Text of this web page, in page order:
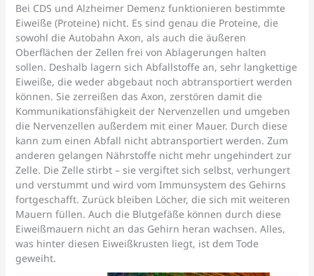
Bei CDS und Alzheimer Demenz funktionieren bestimmte
Eiweiße (Proteine) nicht. Es sind genau die Proteine, die
sowohl die Autobahn Axon, als auch die äußeren
Oberflächen der Zellen frei von Ablagerungen halten
sollen. Deshalb lagern sich Abfallstoffe an, sehr langkettige
Eiweiße, die weder abgebaut noch abtransportiert werden
können. Sie zerreißen das Axon, zerstören damit die
Kommunikationsfähigkeit der Nervenzellen und umgeben
die Nervenzellen außerdem mit einer Mauer. Durch diese
kann zum einen Abfall nicht abtransportiert werden. Zum
anderen gelangen Nährstoffe nicht mehr ungehindert zur
Zelle. Die Zelle stirbt – sie vergiftet sich selbst, verhungert
und verstummt und wird vom Immunsystem des Gehirns
fortgeschafft. Zurück bleiben Löcher, die sich mit weiteren
Mauern füllen. Auch die Blutgefäße können durch diese
Eiweißmauern nicht an das Gehirn heran wachsen. Alles,
was hinter diesen Eiweißkrusten liegt, ist dem Tode
geweiht.